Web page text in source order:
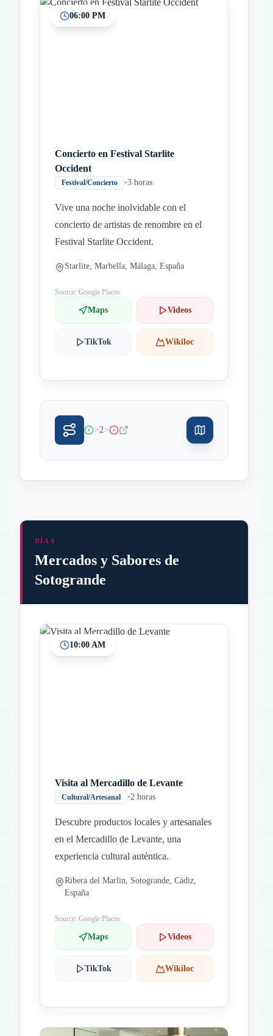
06:00 PM
Concierto en Festival Starlite
Occident
Festival/Concierto •3 horas
Vive una noche inolvidable con el
concierto de artistas de renombre en el
Festival Starlite Occident.
Starlite, Marbella, Málaga, España
Source: Google Places
Maps Videos
TikTok Wikiloc
>2>
DÍA 6
Mercados y Sabores de
Sotogrande
10:00 AM
Visita al Mercadillo de Levante
Cultural/Artesanal •2 horas
Descubre productos locales y artesanales
en el Mercadillo de Levante, una
experiencia cultural auténtica.
Ribera del Marlin, Sotogrande, Cádiz,
España
Source: Google Places
Maps Videos
TikTok Wikiloc